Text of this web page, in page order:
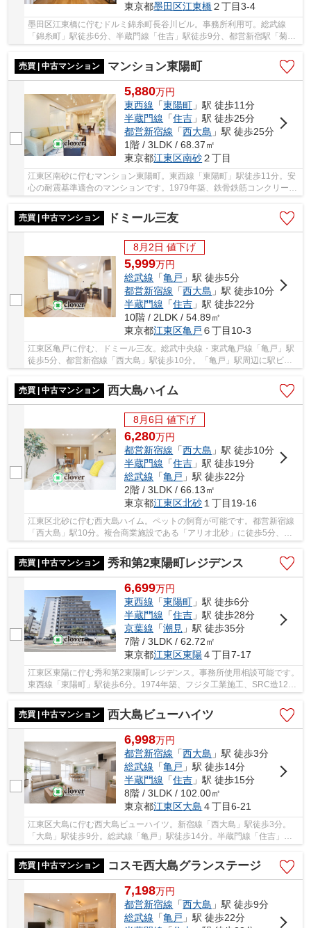
東京都墨田区江東橋２丁目3-4
墨田区江東橋に佇むドルミ錦糸町長谷川ビル。事務所利用可。総武線
「錦糸町」駅徒歩6分、半蔵門線「住吉」駅徒歩9分、都営新宿駅「菊
売買 | 中古マンション
マンション東陽町
5,880万円
東西線 「東陽町 」駅 徒歩11分
半蔵門線 「住吉 」駅 徒歩25分
都営新宿線 「西大島 」駅 徒歩25分
1階 / 3LDK / 68.37㎡
東京都江東区南砂２丁目
江東区南砂に佇むマンション東陽町。東西線「東陽町」駅徒歩11分。安
心の耐震基準適合のマンションです。1979年築、鉄骨鉄筋コンクリート
売買 | 中古マンション
ドミール三友
8月2日 値下げ
5,999万円
総武線 「亀戸 」駅 徒歩5分
都営新宿線 「西大島 」駅 徒歩10分
半蔵門線 「住吉 」駅 徒歩22分
10階 / 2LDK / 54.89㎡
東京都江東区亀戸 ６丁目10-3
江東区亀戸に佇む、ドミール三友。総武中央線・東武亀戸線「亀戸」駅
徒歩5分、都営新宿線「西大島」駅徒歩10分。「亀戸」駅周辺に駅ビル
売買 | 中古マンション
西大島ハイム
8月6日 値下げ
6,280万円
都営新宿線 「西大島 」駅 徒歩10分
半蔵門線 「住吉 」駅 徒歩19分
総武線 「亀戸 」駅 徒歩22分
2階 / 3LDK / 66.13㎡
東京都江東区北砂 １丁目19-16
江東区北砂に佇む西大島ハイム。ペットの飼育が可能です。都営新宿線
「西大島」駅10分。複合商業施設である「アリオ北砂」に徒歩5分、保
育園や小学校も徒歩圏内、世代を問わず、生活面...
売買 | 中古マンション
秀和第2東陽町レジデンス
6,699万円
東西線 「東陽町 」駅 徒歩6分
半蔵門線 「住吉 」駅 徒歩28分
京葉線 「潮見 」駅 徒歩35分
7階 / 3LDK / 62.72㎡
東京都江東区東陽４丁目7-17
江東区東陽に佇む秀和第2東陽町レジデンス。事務所使用相談可能です。
東西線「東陽町」駅徒歩6分。1974年築、フジタ工業施工、SRC造12階
建て、総戸数192戸の大規模マンションです。管...
売買 | 中古マンション
西大島ビューハイツ
6,998万円
都営新宿線 「西大島 」駅 徒歩3分
総武線 「亀戸 」駅 徒歩14分
半蔵門線 「住吉 」駅 徒歩15分
8階 / 3LDK / 102.00㎡
東京都江東区大島 ４丁目6-21
江東区大島に佇む西大島ビューハイツ。新宿線「西大島」駅徒歩3分。
「大島」駅徒歩9分。総武線「亀戸」駅徒歩14分。半蔵門線「住吉」駅
徒歩15分と利便性に富んだ立地です。周辺には買...
売買 | 中古マンション
コスモ西大島グランステージ
7,198万円
都営新宿線 「西大島 」駅 徒歩9分
総武線 「亀戸 」駅 徒歩22分